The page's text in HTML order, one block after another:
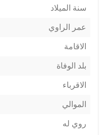
سنة الميلاد
عمر الراوي
الاقامة
بلد الوفاة
الاقرباء
الموالي
روي له